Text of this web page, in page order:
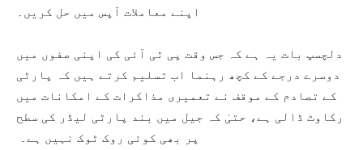
اپنے معاملات آپس میں حل کریں۔
دلچسپ بات یہ ہے کہ جس وقت پی ٹی آئی کی اپنی صفوں میں
دوسرے درجے کے کچھ رہنما اب تسلیم کرتے ہیں کہ پارٹی
کے تصادم کے موقف نے تعمیری مذاکرات کے امکانات میں
رکاوٹ ڈالی ہے، حتیٰ کہ جیل میں بند پارٹی لیڈر کی سطح
پر بھی کوئی روک ٹوک نہیں ہے۔